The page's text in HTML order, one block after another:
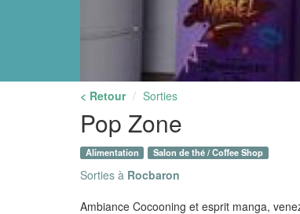
< Retour Sorties
Pop Zone
Alimentation Salon de thé / Coffee Shop
Sorties à Rocbaron
Ambiance Cocooning et esprit manga,